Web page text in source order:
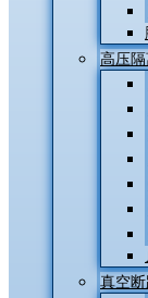
高压
真空